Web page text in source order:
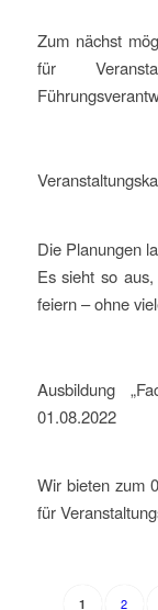
Zum nächst
für
Die Planungen
Es sieht so
feiern – ohne
Ausbildung
01.08.2022
Wir bieten zum
für
1 2